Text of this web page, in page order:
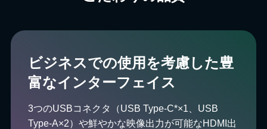
ビジネスでの使用を考慮した豊
富なインターフェイス
3つのUSBコネクタ（USB Type-C*×1、USB
Type-A×2）や鮮やかな映像出力が可能なHDMI出